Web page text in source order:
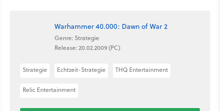
Warhammer 40.000: Dawn of War 2
Genre: Strategie
Release: 20.02.2009 (PC)
Strategie Echtzeit-Strategie THQ Entertainment
Relic Entertainment